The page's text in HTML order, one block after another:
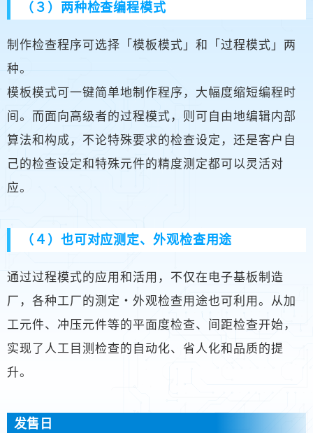
（３）两种检查编程模式
制作检查程序可选择「模板模式」和「过程模式」两
种。
模板模式可一键简单地制作程序，大幅度缩短编程时
间。而面向高级者的过程模式，则可自由地编辑内部
算法和构成，不论特殊要求的检查设定，还是客户自
己的检查设定和特殊元件的精度测定都可以灵活对
应。
（４）也可对应测定、外观检查用途
通过过程模式的应用和活用，不仅在电子基板制造
厂，各种工厂的测定・外观检查用途也可利用。从加
工元件、冲压元件等的平面度检查、间距检查开始，
实现了人工目测检查的自动化、省人化和品质的提
升。
发售日